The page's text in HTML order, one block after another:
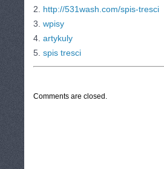
2. http://531wash.com/spis-tresci
3. wpisy
4. artykuly
5. spis tresci
Comments are closed.